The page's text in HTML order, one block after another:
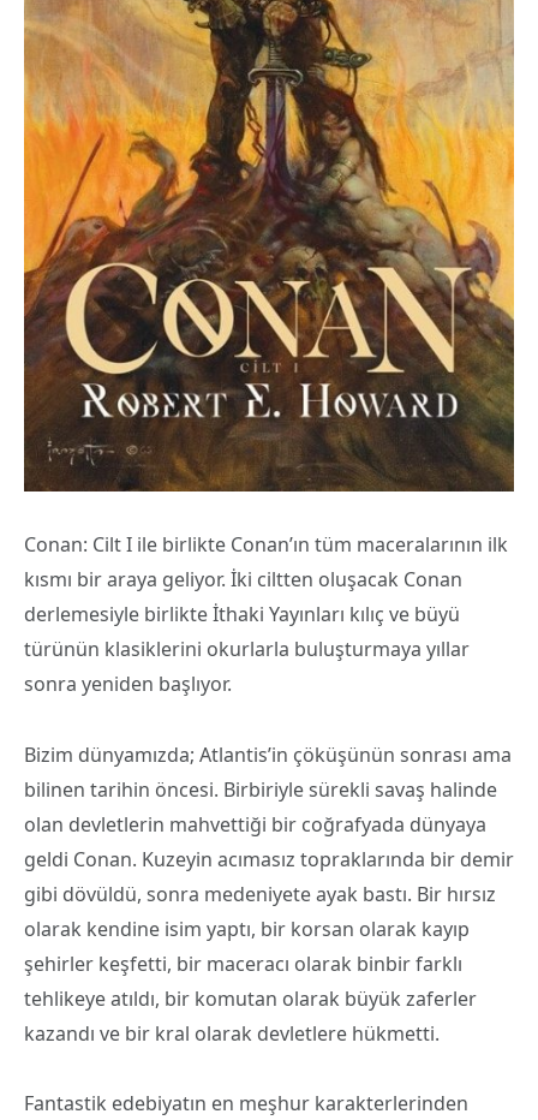
Conan: Cilt I ile birlikte Conan’ın tüm maceralarının ilk
kısmı bir araya geliyor. İki ciltten oluşacak Conan
derlemesiyle birlikte İthaki Yayınları kılıç ve büyü
türünün klasiklerini okurlarla buluşturmaya yıllar
sonra yeniden başlıyor.
Bizim dünyamızda; Atlantis’in çöküşünün sonrası ama
bilinen tarihin öncesi. Birbiriyle sürekli savaş halinde
olan devletlerin mahvettiği bir coğrafyada dünyaya
geldi Conan. Kuzeyin acımasız topraklarında bir demir
gibi dövüldü, sonra medeniyete ayak bastı. Bir hırsız
olarak kendine isim yaptı, bir korsan olarak kayıp
şehirler keşfetti, bir maceracı olarak binbir farklı
tehlikeye atıldı, bir komutan olarak büyük zaferler
kazandı ve bir kral olarak devletlere hükmetti.
Fantastik edebiyatın en meşhur karakterlerinden